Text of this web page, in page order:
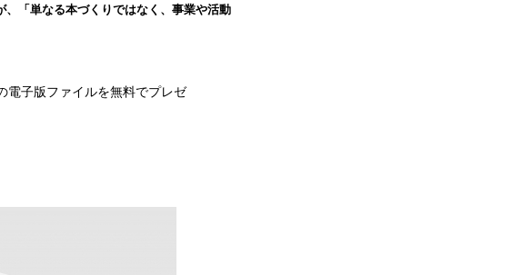
読
中
「単なる本づくりではなく、事業や活動
電子版ファイルを無料でプレゼ